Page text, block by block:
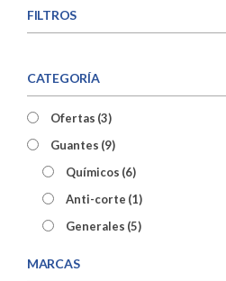
FILTROS
CATEGORÍA
Ofertas (3)
Guantes (9)
Químicos (6)
Anti-corte (1)
Generales (5)
MARCAS